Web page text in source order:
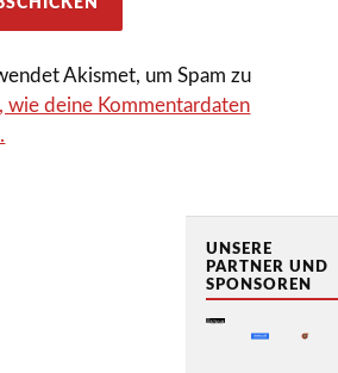
Akismet, um Spam zu
wie deine Kommentardaten
UNSERE
PARTNER UND
SPONSOREN